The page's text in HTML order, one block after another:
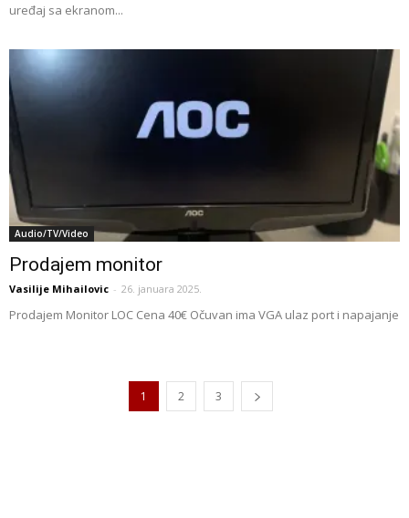
uređaj sa ekranom...
Audio/TV/Video
Prodajem monitor
Vasilije Mihailovic - 26. januara 2025.
Prodajem Monitor LOC Cena 40€ Očuvan ima VGA ulaz port i napajanje
1 2 3